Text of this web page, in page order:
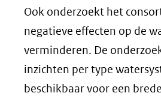
Ook onderzoekt het
negatieve effecten op de
verminderen. De
inzichten per type
beschikbaar voor een